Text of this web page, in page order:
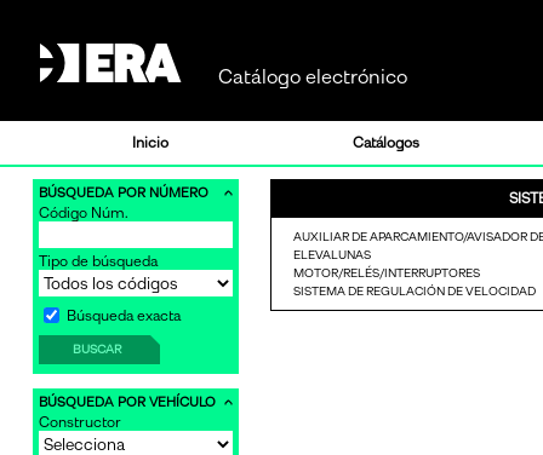
Catálogo electrónico
Inicio Catálogos
BÚSQUEDA POR NÚMERO
Código Núm.
Tipo de búsqueda
Búsqueda exacta
BUSCAR
BÚSQUEDA POR VEHÍCULO
Constructor
AUXILIAR DE APARCAMIENTO/AVISADOR
ELEVALUNAS
MOTOR/RELÉS/INTERRUPTORES
SISTEMA DE REGULACIÓN DE VELOCIDAD